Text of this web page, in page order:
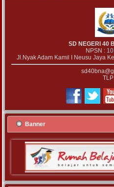
SD NEGERI 40
NPSN :
Jl.Nyak Adam Kamil I Neusu Jaya
Banner